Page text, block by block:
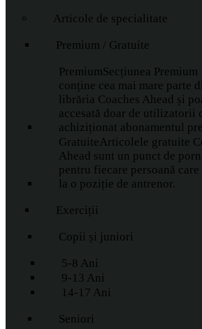
Articole de specialitate
Premium / Gratuite
PremiumSecțiunea Premium
conține cea mai mare parte
librăria Coaches Ahead și
accesată doar de utilizatorii
achiziționat abonamentul
GratuiteArticolele gratuite
Ahead sunt un punct de
pentru fiecare persoană care
la o poziție de antrenor.
Exerciții
Copii și juniori
5-8 Ani
9-13 Ani
14-17 Ani
Seniori